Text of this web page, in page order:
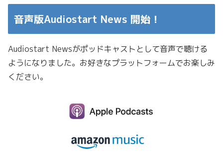
音声版Audiostart News 開始！
Audiostart Newsがポッドキャストとして音声で聴ける
ようになりました。お好きなプラットフォームでお楽しみ
ください。